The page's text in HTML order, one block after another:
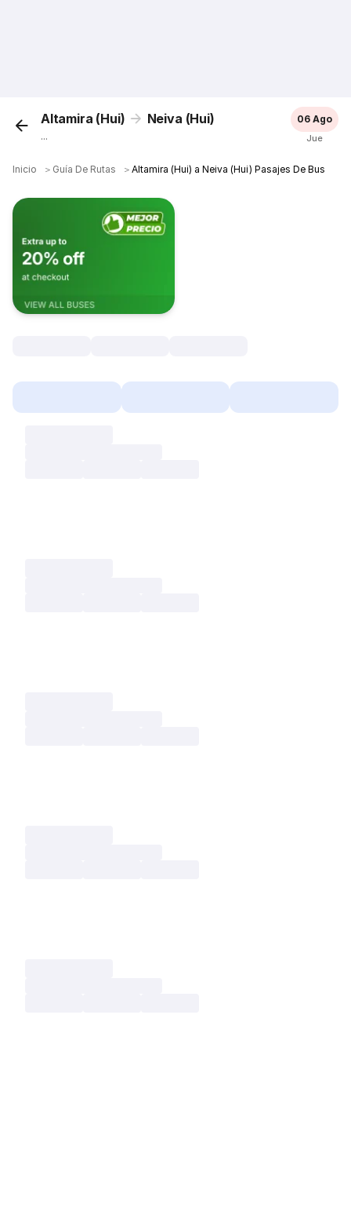
Altamira (Hui) Neiva (Hui)
...
06 Ago
Jue
Inicio ＞ Guía De Rutas ＞Altamira (Hui) a Neiva (Hui) Pasajes De Bus